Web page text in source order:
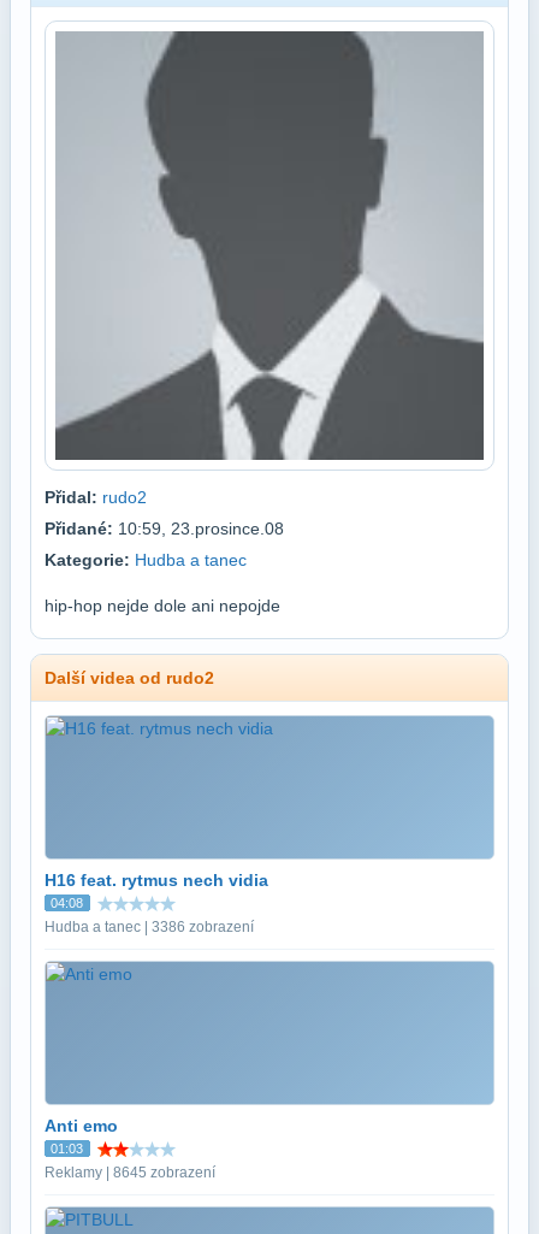
Přidal: rudo2
Přidané: 10:59, 23.prosince.08
Kategorie: Hudba a tanec
hip-hop nejde dole ani nepojde
Další videa od rudo2
H16 feat. rytmus nech vidia
04:08
Hudba a tanec | 3386 zobrazení
Anti emo
01:03
Reklamy | 8645 zobrazení